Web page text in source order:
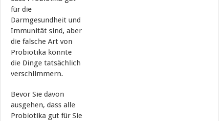
für die
Darmgesundheit und
Immunität sind, aber
die falsche Art von
Probiotika könnte
die Dinge tatsächlich
verschlimmern.
Bevor Sie davon
ausgehen, dass alle
Probiotika gut für Sie